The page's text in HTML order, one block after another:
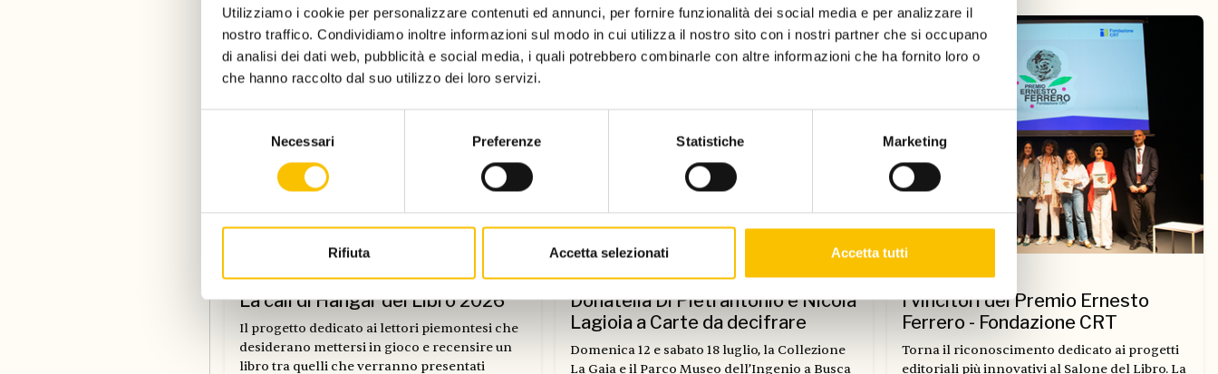
Utilizziamo i cookie per personalizzare contenuti ed annunci, per fornire funzionalità dei social media e per analizzare il
nostro traffico. Condividiamo inoltre informazioni sul modo in cui utilizza il nostro sito con i nostri partner che si occupano
di analisi dei dati web, pubblicità e social media, i quali potrebbero combinarle con altre informazioni che ha fornito loro o
che hanno raccolto dal suo utilizzo dei loro servizi.
Necessari Preferenze Statistiche Marketing
Rifiuta Accetta selezionati Accetta tutti
Dal Salone
La call di Hangar del Libro 2026
Il progetto dedicato ai lettori piemontesi che
desiderano mettersi in gioco e recensire un
libro tra quelli che verranno presentati
Dal Salone
Donatella Di Pietrantonio e Nicola
Lagioia a Carte da decifrare
Domenica 12 e sabato 18 luglio, la Collezione
La Gaia e il Parco Museo dell’Ingenio a Busca
Dal Salone
I vincitori del Premio Ernesto
Ferrero - Fondazione CRT
Torna il riconoscimento dedicato ai progetti
editoriali più innovativi al Salone del Libro. La